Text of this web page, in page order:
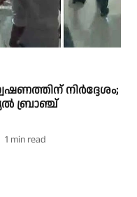
നിർദ്ദേശം;
ബ്രാഞ്ച്
1 min read